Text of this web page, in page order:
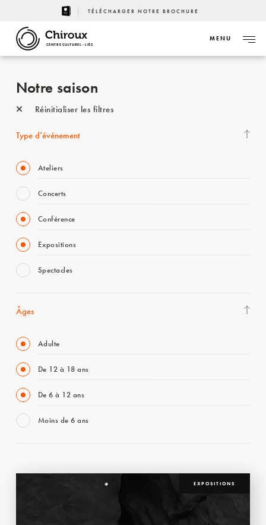
TÉLÉCHARGER NOTRE BROCHURE
CENTRE CULTUREL - LIÈGE
MENU
Notre saison
Réinitialiser les filtres
Type d’événement
Ateliers
Concerts
Conférence
Expositions
Spectacles
Âges
Adulte
De 12 à 18 ans
De 6 à 12 ans
Moins de 6 ans
EXPOSITIONS